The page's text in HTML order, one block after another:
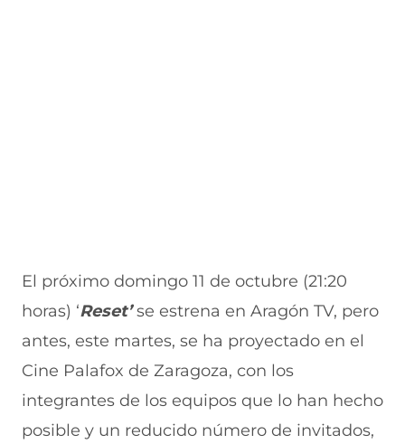
El próximo domingo 11 de octubre (21:20
horas) ‘Reset’se estrena en Aragón TV, pero
antes, este martes, se ha proyectado en el
Cine Palafox de Zaragoza, con los
integrantes de los equipos que lo han hecho
posible y un reducido número de invitados,